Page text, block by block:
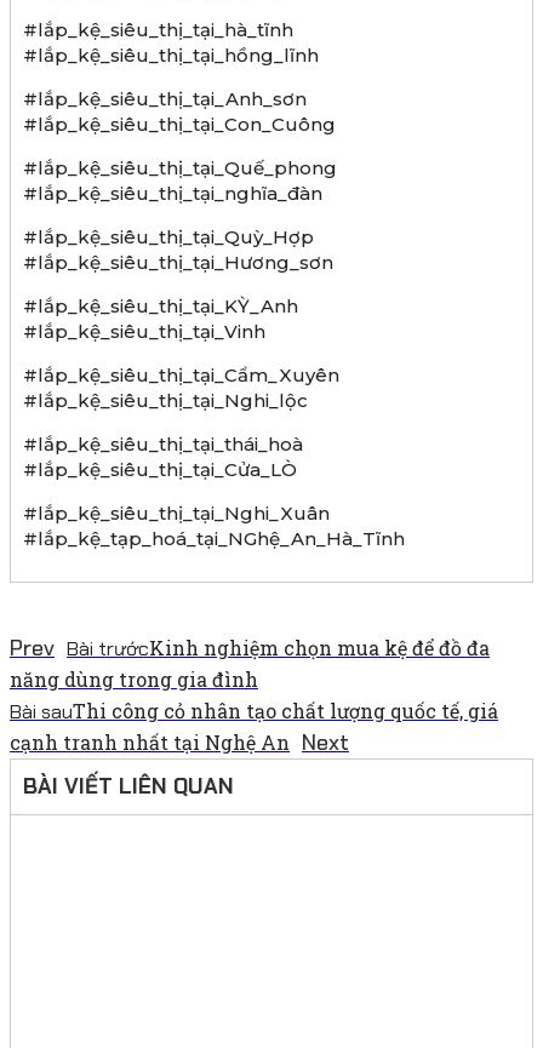
#lắp_kệ_siêu_thị_tại_hà_tĩnh
#lắp_kệ_siêu_thị_tại_hồng_lĩnh
#lắp_kệ_siêu_thị_tại_Anh_sơn
#lắp_kệ_siêu_thị_tại_Con_Cuông
#lắp_kệ_siêu_thị_tại_Quế_phong
#lắp_kệ_siêu_thị_tại_nghĩa_đàn
#lắp_kệ_siêu_thị_tại_Quỳ_Hợp
#lắp_kệ_siêu_thị_tại_Hương_sơn
#lắp_kệ_siêu_thị_tại_KỲ_Anh
#lắp_kệ_siêu_thị_tại_Vinh
#lắp_kệ_siêu_thị_tại_Cẩm_Xuyên
#lắp_kệ_siêu_thị_tại_Nghi_lộc
#lắp_kệ_siêu_thị_tại_thái_hoà
#lắp_kệ_siêu_thị_tại_Cửa_LÒ
#lắp_kệ_siêu_thị_tại_Nghi_Xuân
#lắp_kệ_tạp_hoá_tại_NGhệ_An_Hà_Tĩnh
Prev Bài trướcKinh nghiệm chọn mua kệ để đồ đa
năng dùng trong gia đình
Bài sauThi công cỏ nhân tạo chất lượng quốc tế, giá
cạnh tranh nhất tại Nghệ An Next
BÀI VIẾT LIÊN QUAN